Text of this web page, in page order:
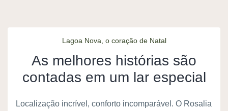
Lagoa Nova, o coração de Natal
As melhores histórias são
contadas em um lar especial
Localização incrível, conforto incomparável. O Rosalia